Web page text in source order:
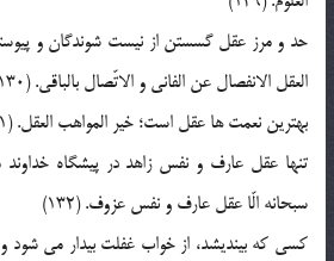
حد و مرز عقل گسستن از نيست شوندگان و
العقل الانفصال عن الفاني و الاتّصال بالباقي. (130)
بهترين نعمت ها عقل است؛ خير المواهب العقل. (131)
تنها عقل عارف و نفس زاهد در پيشگاه خداوند
سبحانه الّا عقل عارف و نفس عزوف. (132)
کسي که بينديشد، از خواب غفلت بيدار مي شود